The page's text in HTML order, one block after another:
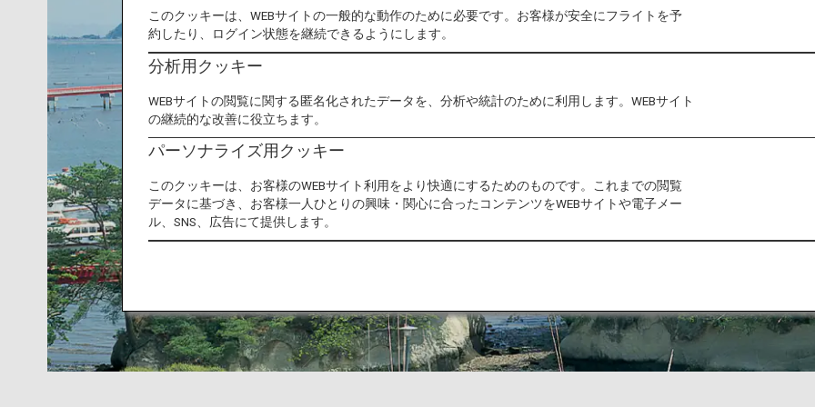
このクッキーは、WEBサイトの一般的な動作のために必要です。お客様が安全にフライトを予
約したり、ログイン状態を継続できるようにします。
分析用クッキー
WEBサイトの閲覧に関する匿名化されたデータを、分析や統計のために利用します。WEBサイト
の継続的な改善に役立ちます。
パーソナライズ用クッキー
このクッキーは、お客様のWEBサイト利用をより快適にするためのものです。これまでの閲覧
データに基づき、お客様一人ひとりの興味・関心に合ったコンテンツをWEBサイトや電子メー
ル、SNS、広告にて提供します。